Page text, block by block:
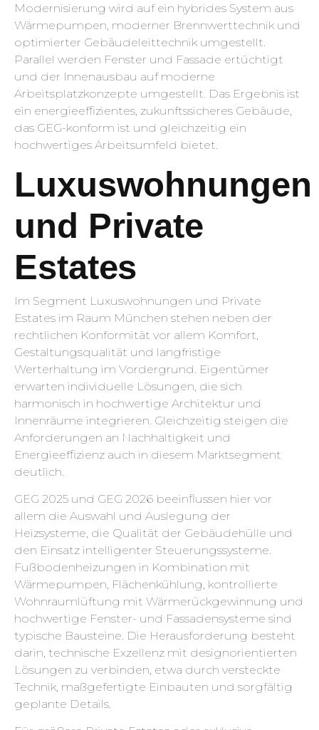
Modernisierung wird auf ein hybrides System aus
Wärmepumpen, moderner Brennwerttechnik und
optimierter Gebäudeleittechnik umgestellt.
Parallel werden Fenster und Fassade ertüchtigt
und der Innenausbau auf moderne
Arbeitsplatzkonzepte umgestellt. Das Ergebnis ist
ein energieeffizientes, zukunftssicheres Gebäude,
das GEG-konform ist und gleichzeitig ein
hochwertiges Arbeitsumfeld bietet.
Luxuswohnungen
und Private
Estates
Im Segment Luxuswohnungen und Private
Estates im Raum München stehen neben der
rechtlichen Konformität vor allem Komfort,
Gestaltungsqualität und langfristige
Werterhaltung im Vordergrund. Eigentümer
erwarten individuelle Lösungen, die sich
harmonisch in hochwertige Architektur und
Innenräume integrieren. Gleichzeitig steigen die
Anforderungen an Nachhaltigkeit und
Energieeffizienz auch in diesem Marktsegment
deutlich.
GEG 2025 und GEG 2026 beeinflussen hier vor
allem die Auswahl und Auslegung der
Heizsysteme, die Qualität der Gebäudehülle und
den Einsatz intelligenter Steuerungssysteme.
Fußbodenheizungen in Kombination mit
Wärmepumpen, Flächenkühlung, kontrollierte
Wohnraumlüftung mit Wärmerückgewinnung und
hochwertige Fenster- und Fassadensysteme sind
typische Bausteine. Die Herausforderung besteht
darin, technische Exzellenz mit designorientierten
Lösungen zu verbinden, etwa durch versteckte
Technik, maßgefertigte Einbauten und sorgfältig
geplante Details.